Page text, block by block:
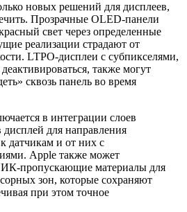
новых решений для дисплеев,
Прозрачные OLED-панели
свет через определенные
реализации страдают от
LTPO-дисплеи с субпикселями,
также могут
сквозь панель во время
в интеграции слоев
дисплей для направления
датчикам и от них с
Apple также может
ИК-пропускающие материалы для
зон, которые сохраняют
при этом точное